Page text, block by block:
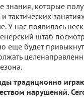
знания, которые
тактических
У нас появилось
штаб
еще будет
традиционно
нарушений.